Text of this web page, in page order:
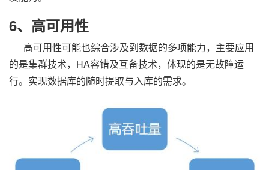
6、高可用性
高可用性可能也综合涉及到数据的多项能力，主要应用
的是集群技术，HA容错及互备技术，体现的是无故障运
行。实现数据库的随时提取与入库的需求。